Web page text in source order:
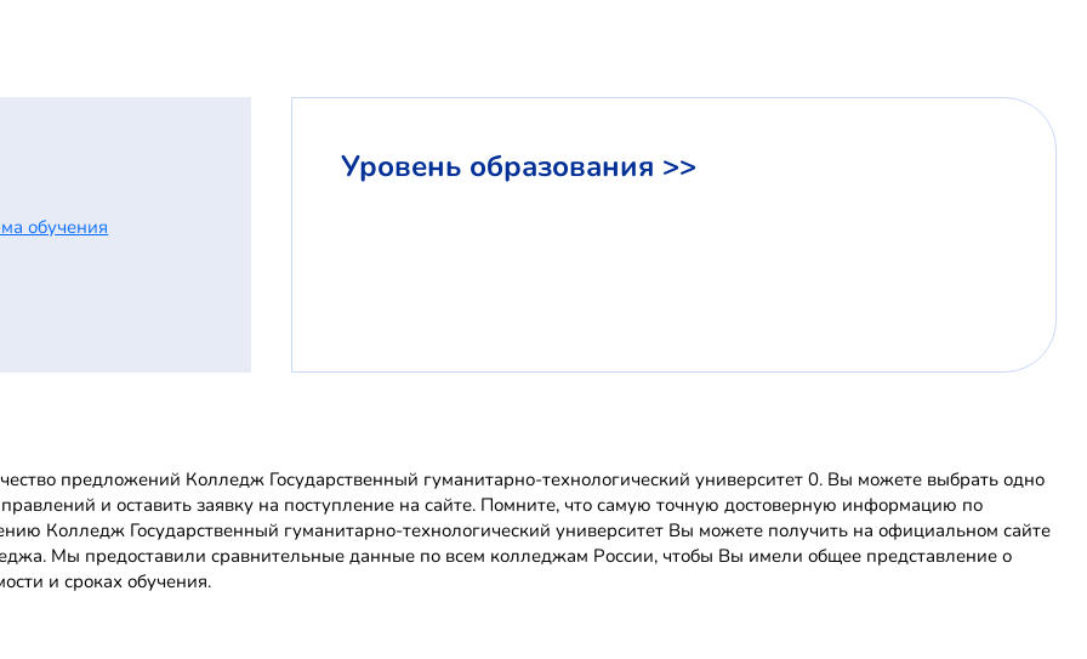
обучения
Уровень образования >>
предложений Колледж Государственный гуманитарно-технологический университет 0. Вы можете выбрать одно
и оставить заявку на поступление на сайте. Помните, что самую точную достоверную информацию по
Колледж Государственный гуманитарно-технологический университет Вы можете получить на официальном сайте
Мы предоставили сравнительные данные по всем колледжам России, чтобы Вы имели общее представление о
и сроках обучения.